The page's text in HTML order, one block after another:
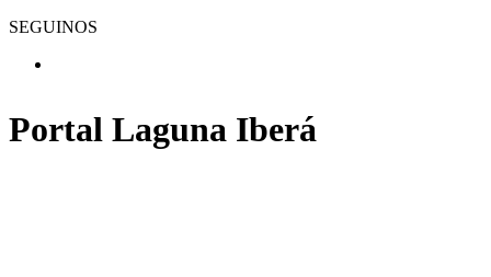
SEGUINOS
Portal Laguna Iberá